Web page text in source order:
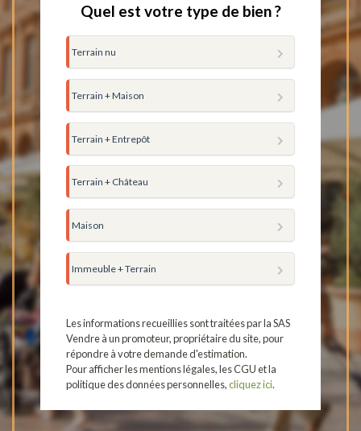
Quel est votre type de bien ?
Terrain nu
Terrain + Maison
Terrain + Entrepôt
Terrain + Château
Maison
Immeuble + Terrain
Les informations recueillies sont traitées par la SAS
Vendre à un promoteur, propriétaire du site, pour
répondre à votre demande d'estimation.
Pour afficher les mentions légales, les CGU et la
politique des données personnelles,cliquez ici.